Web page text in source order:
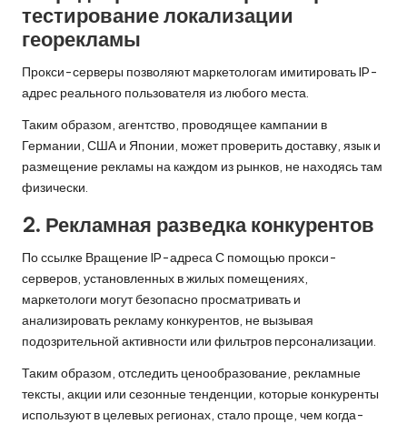
тестирование локализации
георекламы
Прокси-серверы позволяют маркетологам имитировать IP-
адрес реального пользователя из любого места.
Таким образом, агентство, проводящее кампании в
Германии, США и Японии, может проверить доставку, язык и
размещение рекламы на каждом из рынков, не находясь там
физически.
2. Рекламная разведка конкурентов
По ссылке Вращение IP-адресаС помощью прокси-
серверов, установленных в жилых помещениях,
маркетологи могут безопасно просматривать и
анализировать рекламу конкурентов, не вызывая
подозрительной активности или фильтров персонализации.
Таким образом, отследить ценообразование, рекламные
тексты, акции или сезонные тенденции, которые конкуренты
используют в целевых регионах, стало проще, чем когда-